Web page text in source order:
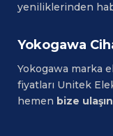
yeniliklerinden
Yokogawa
Yokogawa marka
fiyatları Unitek
hemen bize